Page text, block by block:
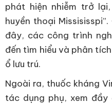
phát hiện nhiễm trở
huyền thoại
đây, các công trình
đến tìm hiểu và phân
ổ lưu trú.
Ngoài ra, thuốc kháng
tác dụng phụ, xem